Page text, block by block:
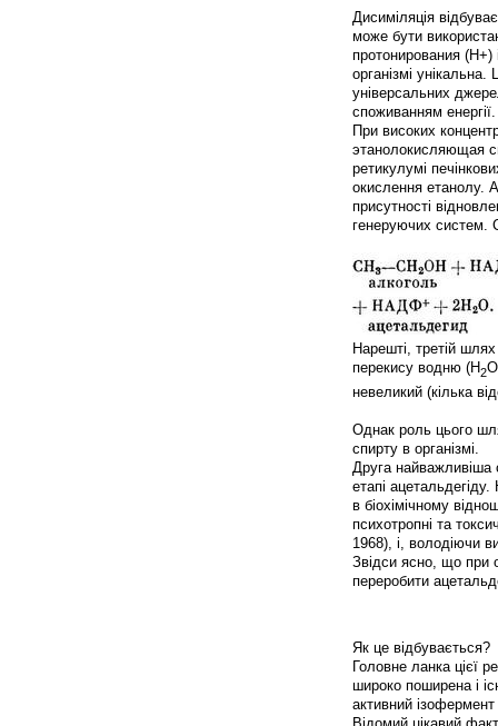
Дисиміляція
може бути
протонирования (Н+)
організмі
універсальних
споживанням енергії.
При високих
этанолокисляющая
ретикулумі
окислення етанолу.
присутності
генеруючих систем.
Нарешті, третій
перекису водню (Н2O
невеликий (кілька
Однак роль цього
спирту в організмі.
Друга найважливіша
етапі
в біохімічному
психотропні та
1968), і, володіючи
Звідси ясно, що при
переробити
Як це відбувається?
Головне ланка цієї
широко поширена і
активний